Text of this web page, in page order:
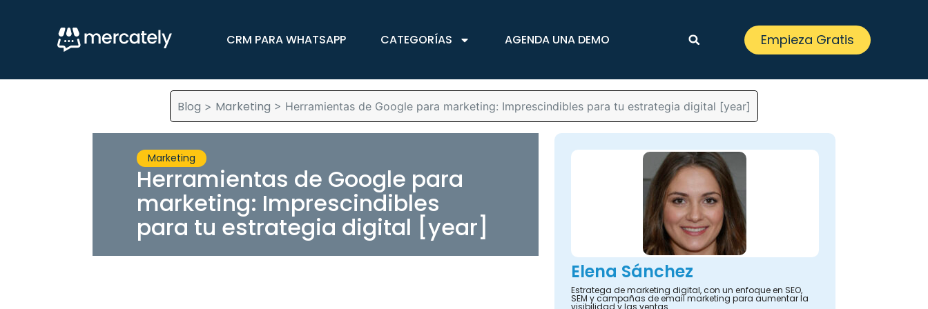
CRM PARA WHATSAPP CATEGORÍAS AGENDA UNA DEMO Empieza Gratis
Blog > Marketing > Herramientas de Google para marketing: Imprescindibles para tu estrategia digital [year]
Marketing
Herramientas de Google para
marketing: Imprescindibles
para tu estrategia digital [year]
Elena Sánchez
Estratega de marketing digital, con un enfoque en SEO,
SEM y campañas de email marketing para aumentar la
visibilidad y las ventas.